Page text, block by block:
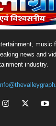
music
news and
industry.